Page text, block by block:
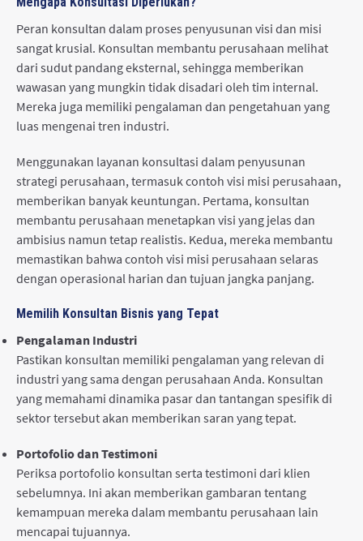
Peran konsultan dalam proses penyusunan visi dan misi
sangat krusial. Konsultan membantu perusahaan melihat
dari sudut pandang eksternal, sehingga memberikan
wawasan yang mungkin tidak disadari oleh tim internal.
Mereka juga memiliki pengalaman dan pengetahuan yang
luas mengenai tren industri.
Menggunakan layanan konsultasi dalam penyusunan
strategi perusahaan, termasuk contoh visi misi perusahaan,
memberikan banyak keuntungan. Pertama, konsultan
membantu perusahaan menetapkan visi yang jelas dan
ambisius namun tetap realistis. Kedua, mereka membantu
memastikan bahwa contoh visi misi perusahaan selaras
dengan operasional harian dan tujuan jangka panjang.
Memilih Konsultan Bisnis yang Tepat
Pengalaman Industri
Pastikan konsultan memiliki pengalaman yang relevan di
industri yang sama dengan perusahaan Anda. Konsultan
yang memahami dinamika pasar dan tantangan spesifik di
sektor tersebut akan memberikan saran yang tepat.
Portofolio dan Testimoni
Periksa portofolio konsultan serta testimoni dari klien
sebelumnya. Ini akan memberikan gambaran tentang
kemampuan mereka dalam membantu perusahaan lain
mencapai tujuannya.